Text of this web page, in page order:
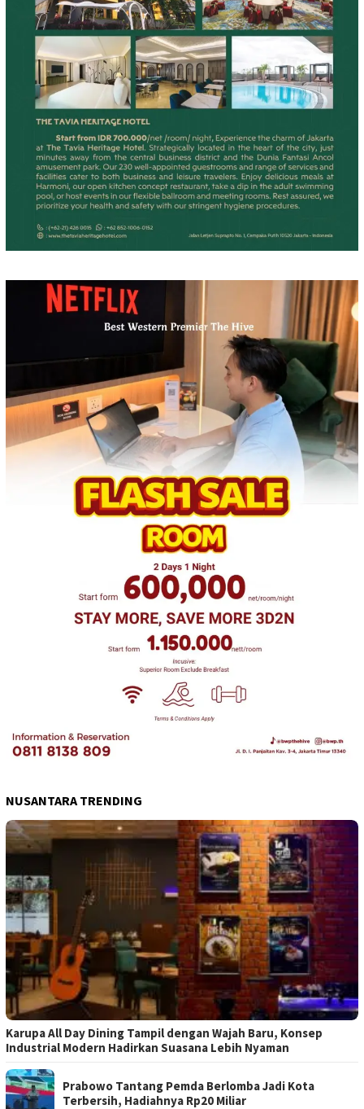
NUSANTARA TRENDING
Karupa All Day Dining Tampil dengan Wajah Baru, Konsep
Industrial Modern Hadirkan Suasana Lebih Nyaman
Prabowo Tantang Pemda Berlomba Jadi Kota
Terbersih, Hadiahnya Rp20 Miliar